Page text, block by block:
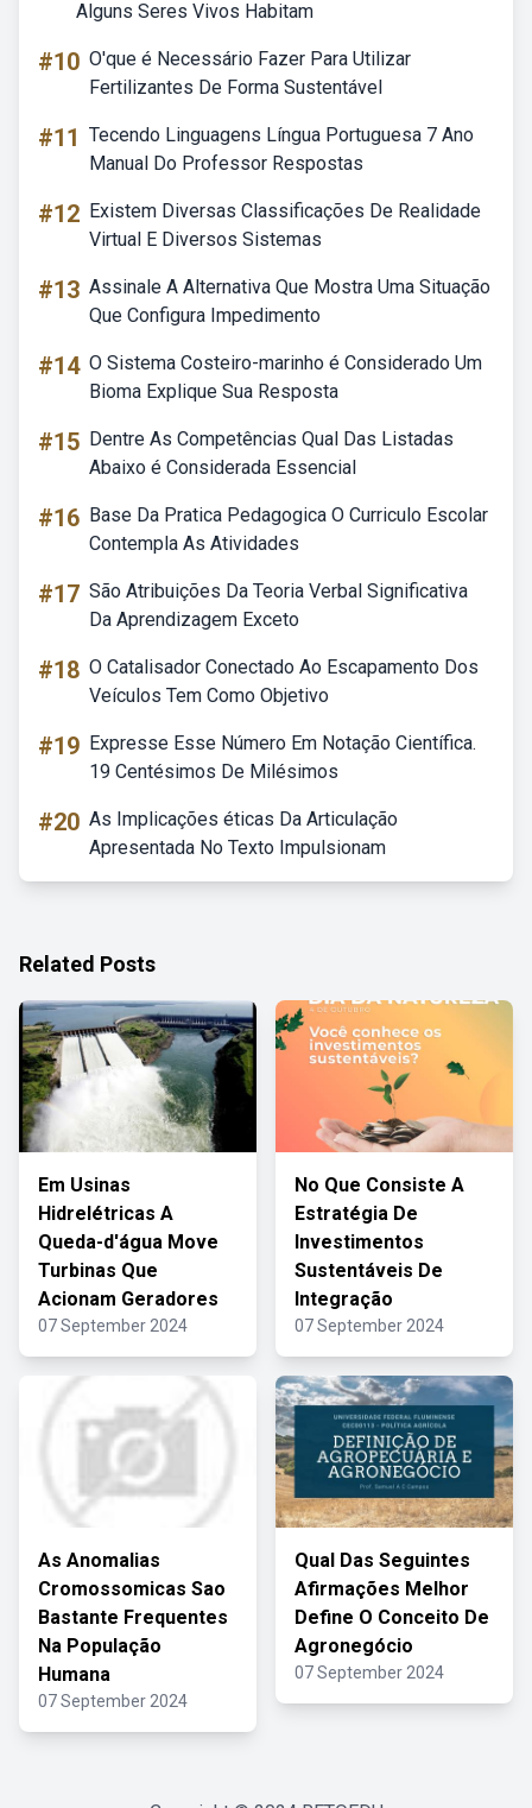
Alguns Seres Vivos Habitam
#10 O'que é Necessário Fazer Para Utilizar
Fertilizantes De Forma Sustentável
#11 Tecendo Linguagens Língua Portuguesa 7 Ano
Manual Do Professor Respostas
#12 Existem Diversas Classificações De Realidade
Virtual E Diversos Sistemas
#13 Assinale A Alternativa Que Mostra Uma Situação
Que Configura Impedimento
#14 O Sistema Costeiro-marinho é Considerado Um
Bioma Explique Sua Resposta
#15 Dentre As Competências Qual Das Listadas
Abaixo é Considerada Essencial
#16 Base Da Pratica Pedagogica O Curriculo Escolar
Contempla As Atividades
#17 São Atribuições Da Teoria Verbal Significativa
Da Aprendizagem Exceto
#18 O Catalisador Conectado Ao Escapamento Dos
Veículos Tem Como Objetivo
#19 Expresse Esse Número Em Notação Científica.
19 Centésimos De Milésimos
#20 As Implicações éticas Da Articulação
Apresentada No Texto Impulsionam
Related Posts
Em Usinas
Hidrelétricas A
Queda-d'água Move
Turbinas Que
Acionam Geradores
07 September 2024
No Que Consiste A
Estratégia De
Investimentos
Sustentáveis De
Integração
07 September 2024
As Anomalias
Cromossomicas Sao
Bastante Frequentes
Na População
Humana
07 September 2024
Qual Das Seguintes
Afirmações Melhor
Define O Conceito De
Agronegócio
07 September 2024